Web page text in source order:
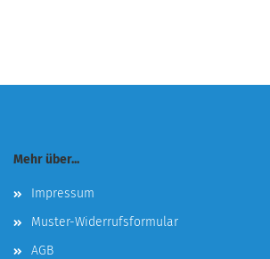
Mehr über...
Impressum
Muster-Widerrufsformular
AGB